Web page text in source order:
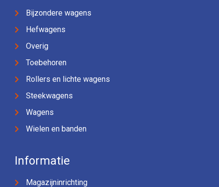
Bijzondere wagens
Hefwagens
Overig
Toebehoren
Rollers en lichte wagens
Steekwagens
Wagens
Wielen en banden
Informatie
Magazijninrichting